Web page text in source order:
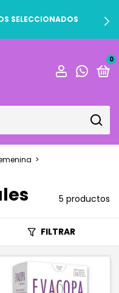
SELECCIONADOS
0
>
5 productos
FILTRAR